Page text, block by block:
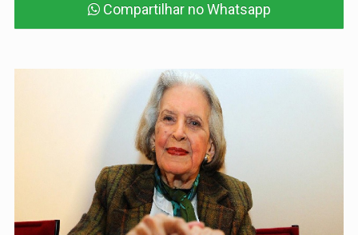
Compartilhar no Whatsapp